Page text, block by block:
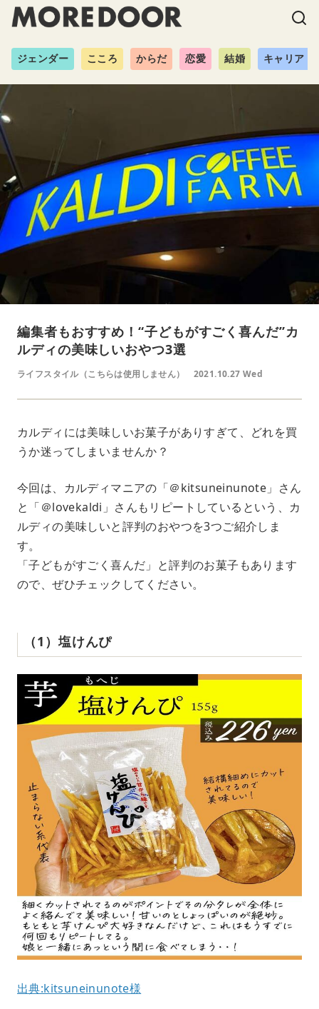
ジェンダー こころ からだ 恋愛 結婚 キャリア
編集者もおすすめ！“子どもがすごく喜んだ”カ
ルディの美味しいおやつ3選
ライフスタイル（こちらは使用しません） 2021.10.27 Wed
カルディには美味しいお菓子がありすぎて、どれを買
うか迷ってしまいませんか？
今回は、カルディマニアの「＠kitsuneinunote」さん
と「＠lovekaldi」さんもリピートしているという、カ
ルディの美味しいと評判のおやつを3つご紹介しま
す。
「子どもがすごく喜んだ」と評判のお菓子もあります
ので、ぜひチェックしてください。
（1）塩けんぴ
出典:kitsuneinunote様